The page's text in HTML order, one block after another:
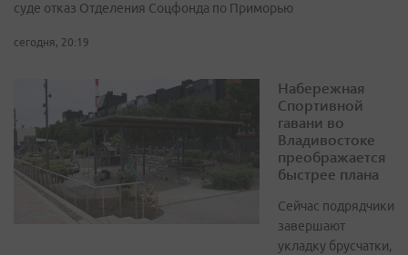
суде отказ Отделения Соцфонда по Приморью
сегодня, 20:19
Набережная
Спортивной
гавани во
Владивостоке
преображается
быстрее плана
Сейчас подрядчики
завершают
укладку брусчатки,